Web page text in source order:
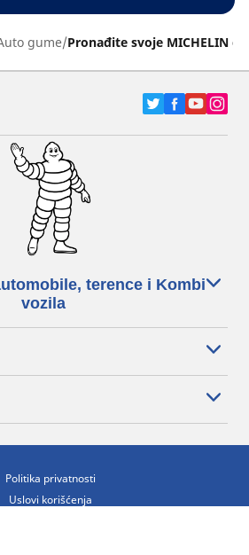
gume Pronađite svoje MICHELIN
terence i Kombi
vozila
Politika privatnosti
Uslovi korišćenja